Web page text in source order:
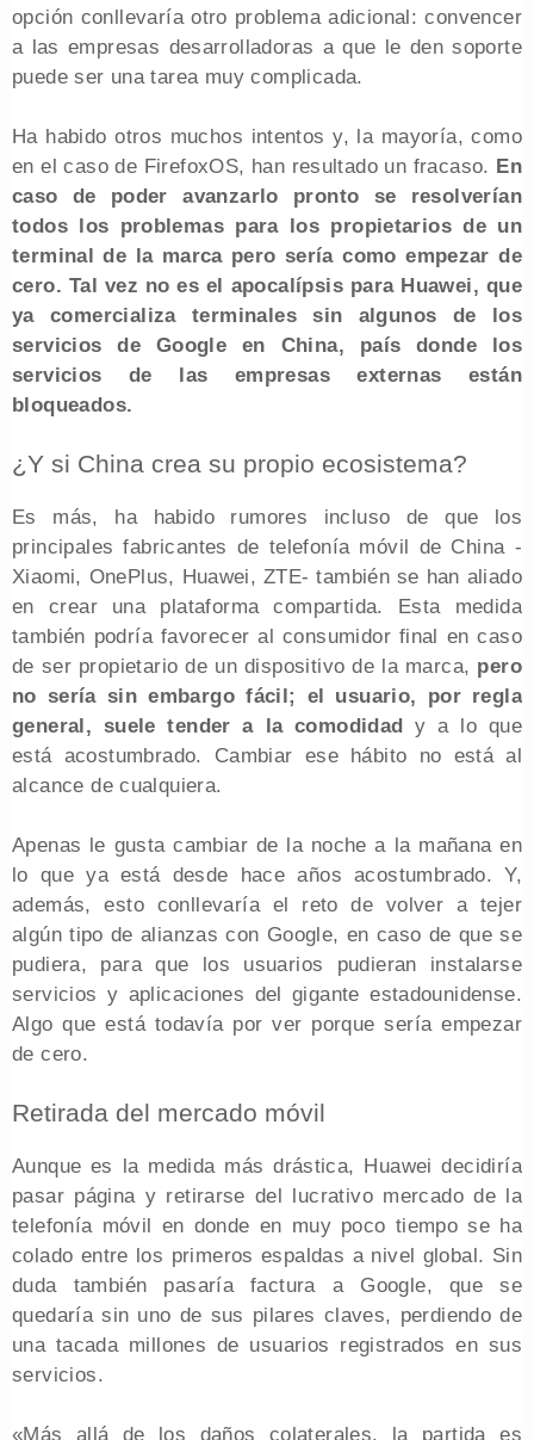
opción conllevaría otro problema adicional: convencer
a las empresas desarrolladoras a que le den soporte
puede ser una tarea muy complicada.
Ha habido otros muchos intentos y, la mayoría, como
en el caso de FirefoxOS, han resultado un fracaso. En
caso de poder avanzarlo pronto se resolverían
todos los problemas para los propietarios de un
terminal de la marca pero sería como empezar de
cero. Tal vez no es el apocalípsis para Huawei, que
ya comercializa terminales sin algunos de los
servicios de Google en China, país donde los
servicios de las empresas externas están
bloqueados.
¿Y si China crea su propio ecosistema?
Es más, ha habido rumores incluso de que los
principales fabricantes de telefonía móvil de China -
Xiaomi, OnePlus, Huawei, ZTE- también se han aliado
en crear una plataforma compartida. Esta medida
también podría favorecer al consumidor final en caso
de ser propietario de un dispositivo de la marca, pero
no sería sin embargo fácil; el usuario, por regla
general, suele tender a la comodidad y a lo que
está acostumbrado. Cambiar ese hábito no está al
alcance de cualquiera.
Apenas le gusta cambiar de la noche a la mañana en
lo que ya está desde hace años acostumbrado. Y,
además, esto conllevaría el reto de volver a tejer
algún tipo de alianzas con Google, en caso de que se
pudiera, para que los usuarios pudieran instalarse
servicios y aplicaciones del gigante estadounidense.
Algo que está todavía por ver porque sería empezar
de cero.
Retirada del mercado móvil
Aunque es la medida más drástica, Huawei decidiría
pasar página y retirarse del lucrativo mercado de la
telefonía móvil en donde en muy poco tiempo se ha
colado entre los primeros espaldas a nivel global. Sin
duda también pasaría factura a Google, que se
quedaría sin uno de sus pilares claves, perdiendo de
una tacada millones de usuarios registrados en sus
servicios.
«Más allá de los daños colaterales, la partida es